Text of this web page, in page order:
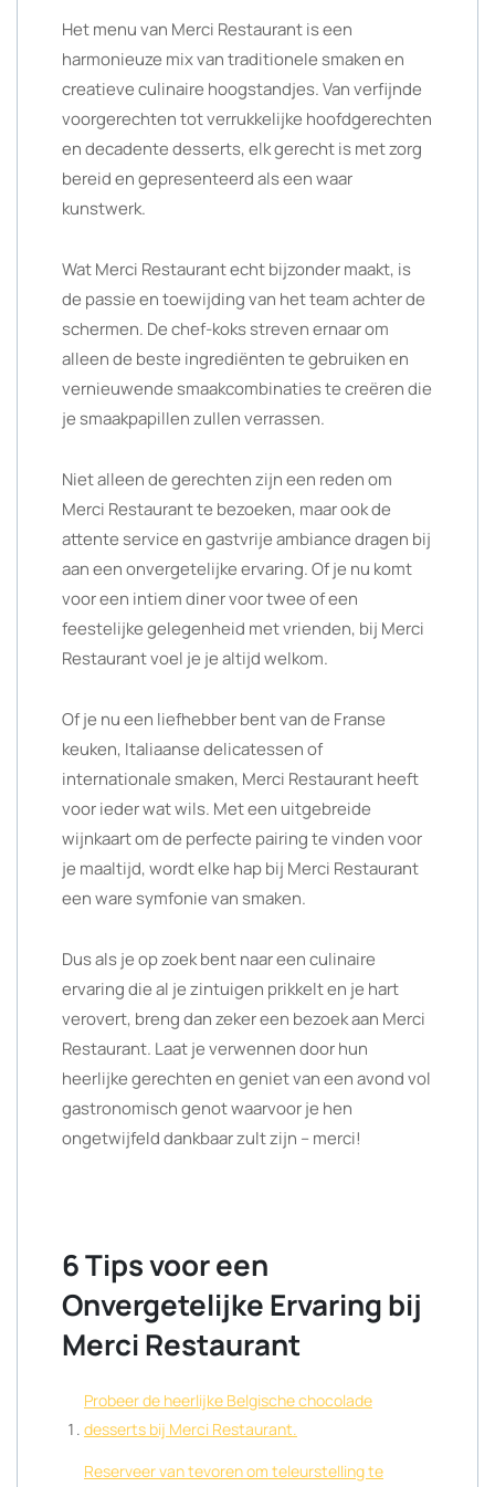
Het menu van Merci Restaurant is een
harmonieuze mix van traditionele smaken en
creatieve culinaire hoogstandjes. Van verfijnde
voorgerechten tot verrukkelijke hoofdgerechten
en decadente desserts, elk gerecht is met zorg
bereid en gepresenteerd als een waar
kunstwerk.
Wat Merci Restaurant echt bijzonder maakt, is
de passie en toewijding van het team achter de
schermen. De chef-koks streven ernaar om
alleen de beste ingrediënten te gebruiken en
vernieuwende smaakcombinaties te creëren die
je smaakpapillen zullen verrassen.
Niet alleen de gerechten zijn een reden om
Merci Restaurant te bezoeken, maar ook de
attente service en gastvrije ambiance dragen bij
aan een onvergetelijke ervaring. Of je nu komt
voor een intiem diner voor twee of een
feestelijke gelegenheid met vrienden, bij Merci
Restaurant voel je je altijd welkom.
Of je nu een liefhebber bent van de Franse
keuken, Italiaanse delicatessen of
internationale smaken, Merci Restaurant heeft
voor ieder wat wils. Met een uitgebreide
wijnkaart om de perfecte pairing te vinden voor
je maaltijd, wordt elke hap bij Merci Restaurant
een ware symfonie van smaken.
Dus als je op zoek bent naar een culinaire
ervaring die al je zintuigen prikkelt en je hart
verovert, breng dan zeker een bezoek aan Merci
Restaurant. Laat je verwennen door hun
heerlijke gerechten en geniet van een avond vol
gastronomisch genot waarvoor je hen
ongetwijfeld dankbaar zult zijn – merci!
6 Tips voor een
Onvergetelijke Ervaring bij
Merci Restaurant
Probeer de heerlijke Belgische chocolade
desserts bij Merci Restaurant.
Reserveer van tevoren om teleurstelling te